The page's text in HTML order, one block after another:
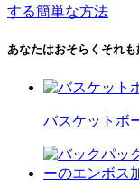
する簡単な方法
あなたはおそらくそれも
バスケットボ